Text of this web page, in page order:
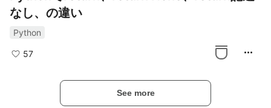
なし、の違い
Python
57 more_horiz
See more